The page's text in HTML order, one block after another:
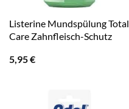
Listerine Mundspülung Total
Care Zahnfleisch-Schutz
5,95€